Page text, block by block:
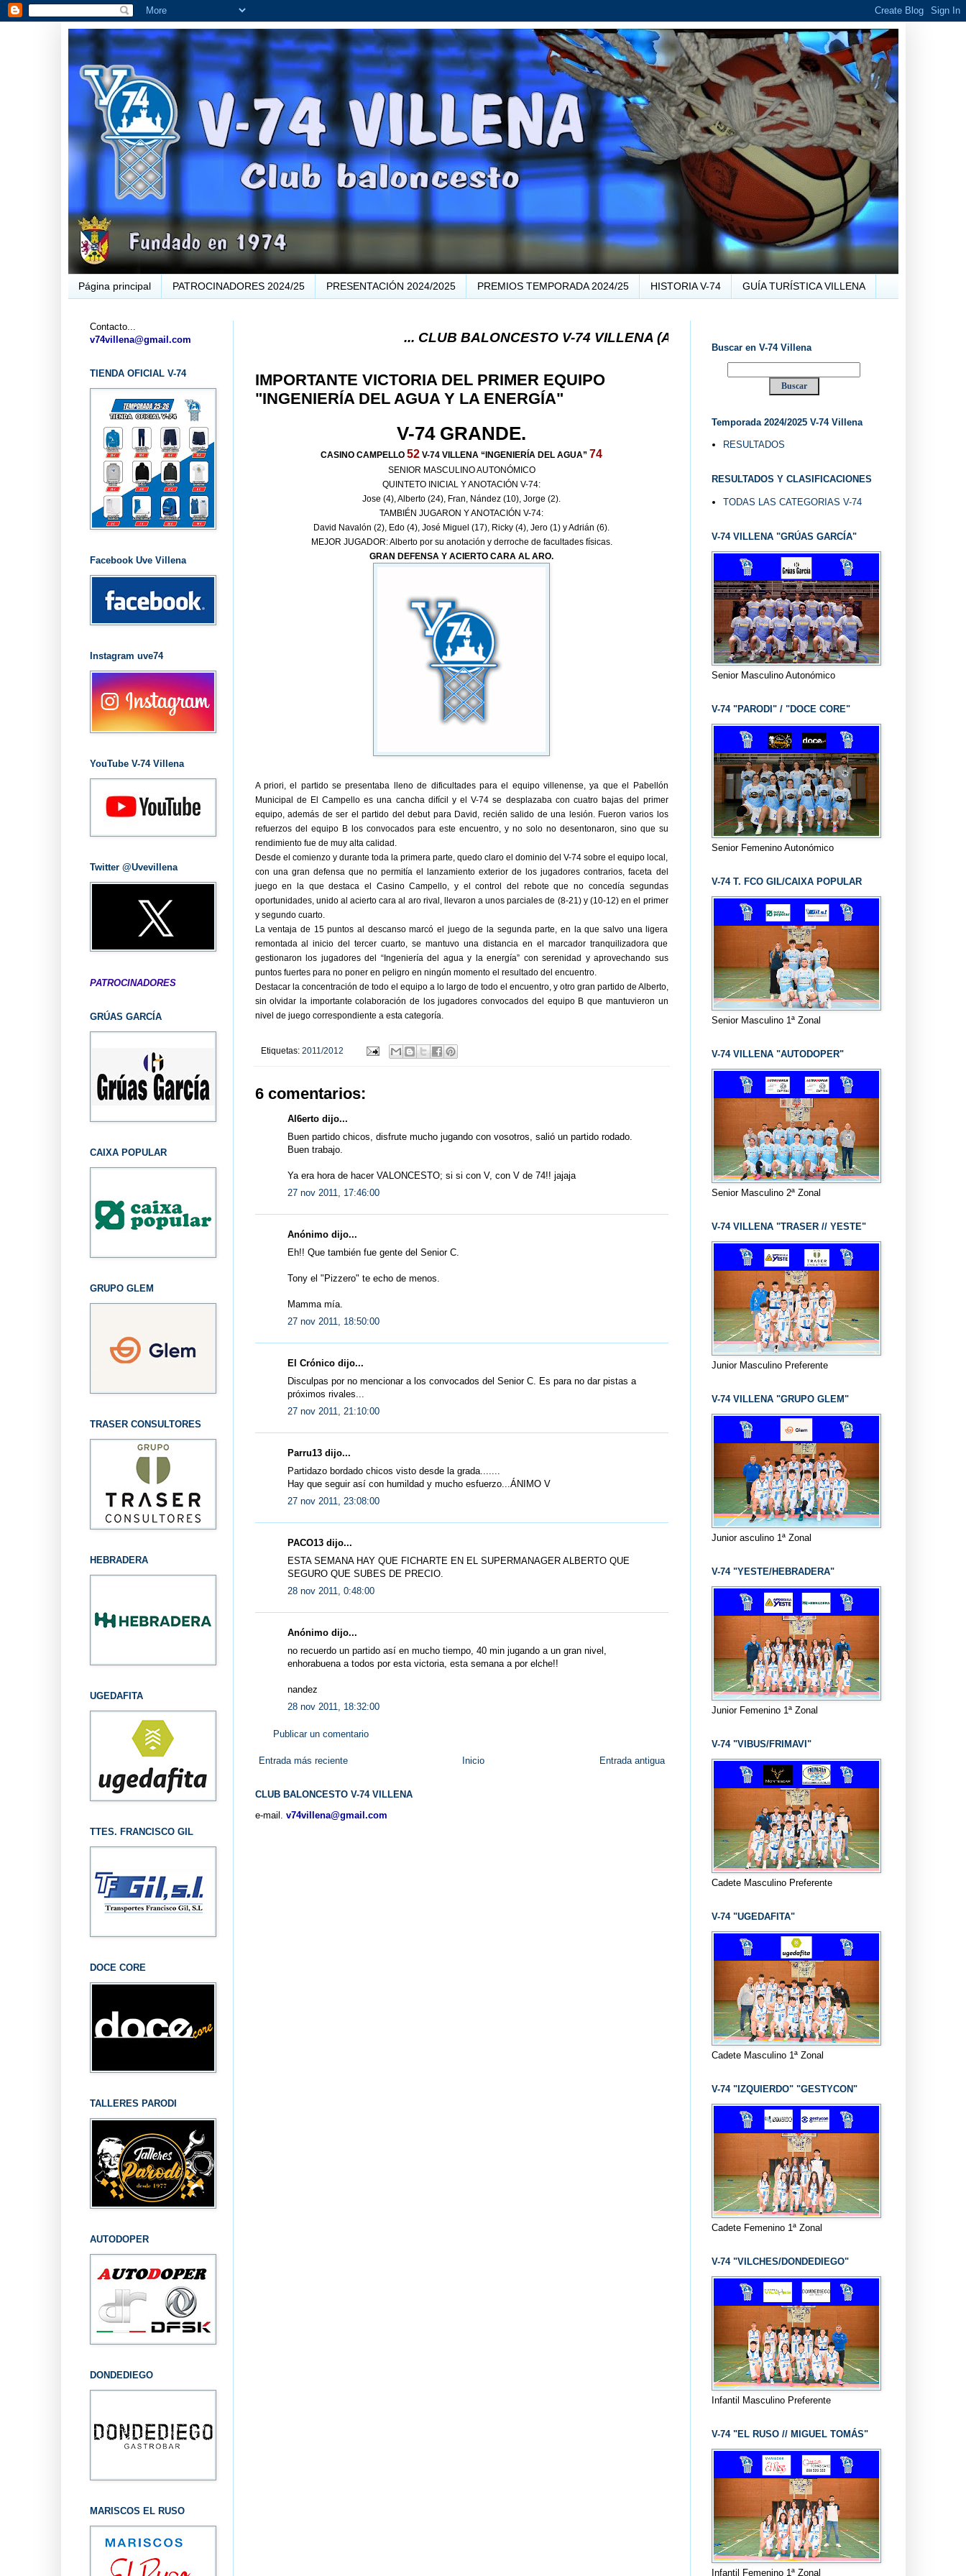
Página principal PATROCINADORES 2024/25 PRESENTACIÓN 2024/2025 PREMIOS TEMPORADA 2024/25 HISTORIA V-74 GUÍA TURÍSTICA VILLENA
... CLUB BALONCESTO V-74 VILLENA (ALICANTE) ... V-74 VILLENA DESDE 1.974 ... EL
IMPORTANTE VICTORIA DEL PRIMER EQUIPO
"INGENIERÍA DEL AGUA Y LA ENERGÍA"
V-74 GRANDE.
CASINO CAMPELLO 52 V-74 VILLENA “INGENIERÍA DEL AGUA” 74
SENIOR MASCULINO AUTONÓMICO
QUINTETO INICIAL Y ANOTACIÓN V-74:
Jose (4), Alberto (24), Fran, Nández (10), Jorge (2).
TAMBIÉN JUGARON Y ANOTACIÓN V-74:
David Navalón (2), Edo (4), José Miguel (17), Ricky (4), Jero (1) y Adrián (6).
MEJOR JUGADOR: Alberto por su anotación y derroche de facultades físicas.
GRAN DEFENSA Y ACIERTO CARA AL ARO.
A priori, el partido se presentaba lleno de dificultades para el equipo villenense, ya que el Pabellón
Municipal de El Campello es una cancha difícil y el V-74 se desplazaba con cuatro bajas del primer
equipo, además de ser el partido del debut para David, recién salido de una lesión. Fueron varios los
refuerzos del equipo B los convocados para este encuentro, y no solo no desentonaron, sino que su
rendimiento fue de muy alta calidad.
Desde el comienzo y durante toda la primera parte, quedo claro el dominio del V-74 sobre el equipo local,
con una gran defensa que no permitía el lanzamiento exterior de los jugadores contrarios, faceta del
juego en la que destaca el Casino Campello, y el control del rebote que no concedía segundas
oportunidades, unido al acierto cara al aro rival, llevaron a unos parciales de (8-21) y (10-12) en el primer
y segundo cuarto.
La ventaja de 15 puntos al descanso marcó el juego de la segunda parte, en la que salvo una ligera
remontada al inicio del tercer cuarto, se mantuvo una distancia en el marcador tranquilizadora que
gestionaron los jugadores del “Ingeniería del agua y la energía” con serenidad y aprovechando sus
puntos fuertes para no poner en peligro en ningún momento el resultado del encuentro.
Destacar la concentración de todo el equipo a lo largo de todo el encuentro, y otro gran partido de Alberto,
sin olvidar la importante colaboración de los jugadores convocados del equipo B que mantuvieron un
nivel de juego correspondiente a esta categoría.
Etiquetas: 2011/2012
6 comentarios:
Al6erto dijo...
Buen partido chicos, disfrute mucho jugando con vosotros, salió un partido rodado.
Buen trabajo.
Ya era hora de hacer VALONCESTO; si si con V, con V de 74!! jajaja
27 nov 2011, 17:46:00
Anónimo dijo...
Eh!! Que también fue gente del Senior C.
Tony el "Pizzero" te echo de menos.
Mamma mía.
27 nov 2011, 18:50:00
El Crónico dijo...
Disculpas por no mencionar a los convocados del Senior C. Es para no dar pistas a
próximos rivales...
27 nov 2011, 21:10:00
Parru13 dijo...
Partidazo bordado chicos visto desde la grada.......
Hay que seguir así con humildad y mucho esfuerzo...ÁNIMO V
27 nov 2011, 23:08:00
PACO13 dijo...
ESTA SEMANA HAY QUE FICHARTE EN EL SUPERMANAGER ALBERTO QUE
SEGURO QUE SUBES DE PRECIO.
28 nov 2011, 0:48:00
Anónimo dijo...
no recuerdo un partido así en mucho tiempo, 40 min jugando a un gran nivel,
enhorabuena a todos por esta victoria, esta semana a por elche!!
nandez
28 nov 2011, 18:32:00
Publicar un comentario
Entrada más reciente Entrada antigua
Inicio
CLUB BALONCESTO V-74 VILLENA
e-mail. v74villena@gmail.com
Contacto...
v74villena@gmail.com
TIENDA OFICIAL V-74
Facebook Uve Villena
Instagram uve74
YouTube V-74 Villena
Twitter @Uvevillena
PATROCINADORES
GRÚAS GARCÍA
CAIXA POPULAR
GRUPO GLEM
TRASER CONSULTORES
HEBRADERA
UGEDAFITA
TTES. FRANCISCO GIL
DOCE CORE
TALLERES PARODI
AUTODOPER
DONDEDIEGO
MARISCOS EL RUSO
Buscar en V-74 Villena
Temporada 2024/2025 V-74 Villena
RESULTADOS
RESULTADOS Y CLASIFICACIONES
TODAS LAS CATEGORIAS V-74
V-74 VILLENA "GRÚAS GARCÍA"
Senior Masculino Autonómico
V-74 "PARODI" / "DOCE CORE"
Senior Femenino Autonómico
V-74 T. FCO GIL/CAIXA POPULAR
Senior Masculino 1ª Zonal
V-74 VILLENA "AUTODOPER"
Senior Masculino 2ª Zonal
V-74 VILLENA "TRASER // YESTE"
Junior Masculino Preferente
V-74 VILLENA "GRUPO GLEM"
Junior asculino 1ª Zonal
V-74 "YESTE/HEBRADERA"
Junior Femenino 1ª Zonal
V-74 "VIBUS/FRIMAVI"
Cadete Masculino Preferente
V-74 "UGEDAFITA"
Cadete Masculino 1ª Zonal
V-74 "IZQUIERDO" "GESTYCON"
Cadete Femenino 1ª Zonal
V-74 "VILCHES/DONDEDIEGO"
Infantil Masculino Preferente
V-74 "EL RUSO // MIGUEL TOMÁS"
Infantil Femenino 1ª Zonal